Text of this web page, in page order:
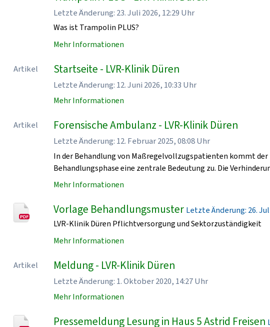
Letzte Änderung: 23. Juli 2026, 12:29 Uhr
Was ist Trampolin PLUS?
Mehr Informationen
Artikel Startseite - LVR-Klinik Düren
Letzte Änderung: 12. Juni 2026, 10:33 Uhr
Mehr Informationen
Artikel Forensische Ambulanz - LVR-Klinik Düren
Letzte Änderung: 12. Februar 2025, 08:08 Uhr
In der Behandlung von Maßregelvollzugspatienten kommt
Behandlungsphase eine zentrale Bedeutung zu. Die
Mehr Informationen
Vorlage Behandlungsmuster Letzte Änderung: 26.
LVR-Klinik Düren Pflichtversorgung und Sektorzuständigkeit
Mehr Informationen
Artikel Meldung - LVR-Klinik Düren
Letzte Änderung: 1. Oktober 2020, 14:27 Uhr
Mehr Informationen
Pressemeldung Lesung in Haus 5 Astrid Freisen